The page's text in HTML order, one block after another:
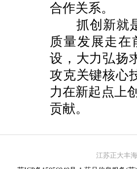
合作关系。
抓创新就是
质量发展走
设，大力弘扬
攻克关键核心
力在新起点上
贡献。
江苏正大丰